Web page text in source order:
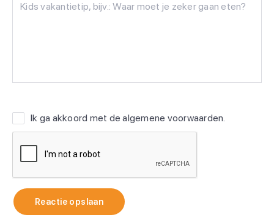
Ik ga akkoord met dealgemene voorwaarden.
Reactie opslaan